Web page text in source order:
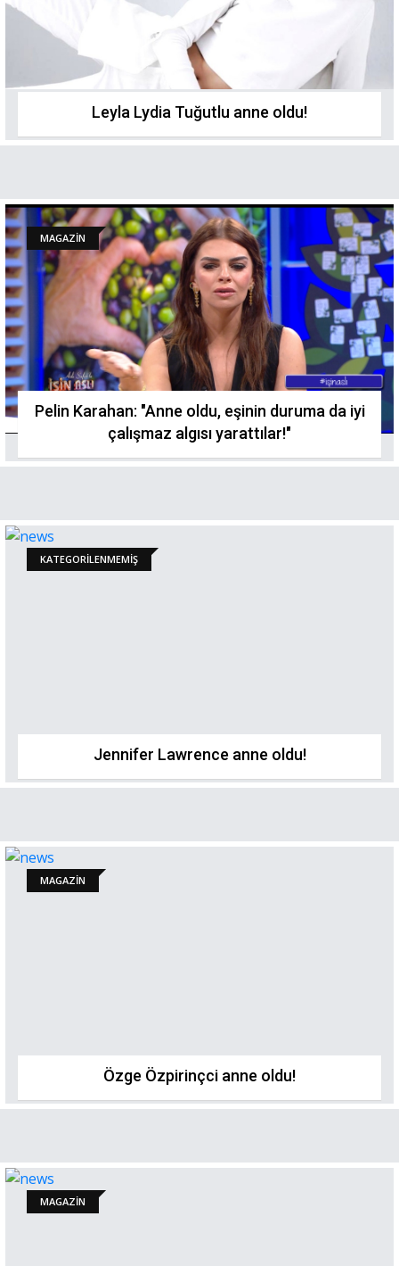
Leyla Lydia Tuğutlu anne oldu!
MAGAZİN
Pelin Karahan: "Anne oldu, eşinin duruma da iyi
çalışmaz algısı yarattılar!"
KATEGORILENMEMIŞ
Jennifer Lawrence anne oldu!
MAGAZİN
Özge Özpirinçci anne oldu!
MAGAZİN